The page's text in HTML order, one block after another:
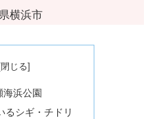
横浜市
海浜公園
るシギ・チドリ